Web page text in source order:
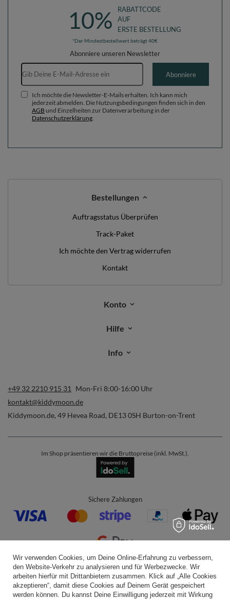
10%
RABATTCODE
AUF
ERSTE BESTELLUNG
*Der Mindestbestellwert beträgt 40€
Abonniere unseren Newsletter
E-Mail-Adresse
Abonniere
Ich möchte die Newsletter-E-Mails erhalten. Ich kann mich
jederzeit abmelden. Die Nutzungsbedingungen finden sich in den
AGB und Einzelheiten zur Datenverarbeitung in der
Datenschutzerklärung
Bestellungen
Auftragsstatus Überprüfen
Track-Paket
Ich möchte den Vertrag widerrufen
Kontakt
Konto
Hilfe
Info
+49 32 2210 915 31
Mon-Fri 8:00-16:00 Uhr
kontakt@kiddymoon.de
Kiddymoon.de, 49 Hevea Road, DE13 0SH Burton-on-Trent
Im Shop präsentieren wir die Bruttopreise (inkl. MwSt.).
Sichere Zahlungen
Bequeme Lieferung
Wir verwenden Cookies, um Deine Online-Erfahrung zu verbessern,
den Website-Verkehr zu analysieren und für Werbezwecke. Wir
arbeiten hierfür mit Drittanbietern zusammen. Klick auf „Alle Cookies
akzeptieren“, damit diese Cookies auf Deinem Gerät gespeichert
werden können. Du kannst Deine Einwilligung jederzeit mit Wirkung